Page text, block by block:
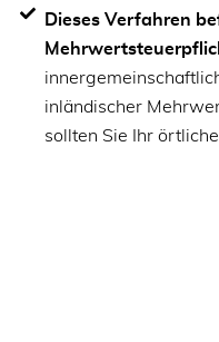
Dieses Verfahren
inländischer
sollten Sie Ihr